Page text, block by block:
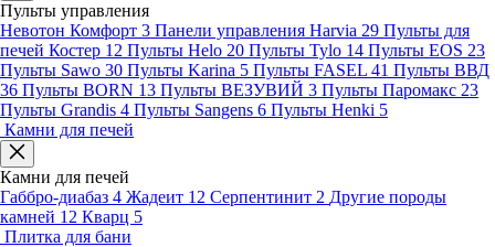
Пульты управления
Невотон Комфорт 3 Панели управления Harvia 29 Пульты для
печей Костер 12 Пульты Helo 20 Пульты Tylo 14 Пульты EOS 23
Пульты Sawo 30 Пульты Karina 5 Пульты FASEL 41 Пульты ВВД
36 Пульты BORN 13 Пульты ВЕЗУВИЙ 3 Пульты Паромакс 23
Пульты Grandis 4 Пульты Sangens 6 Пульты Henki 5
Камни для печей
Камни для печей
Габбро-диабаз 4 Жадеит 12 Серпентинит 2 Другие породы
камней 12 Кварц 5
Плитка для бани